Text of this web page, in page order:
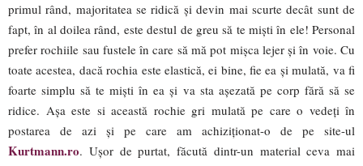
primul rând, majoritatea se ridică și devin mai scurte decât sunt de
fapt, în al doilea rând, este destul de greu să te miști în ele! Personal
prefer rochiile sau fustele în care să mă pot mișca lejer și în voie. Cu
toate acestea, dacă rochia este elastică, ei bine, fie ea și mulată, va fi
foarte simplu să te miști în ea și va sta așezată pe corp fără să se
ridice. Așa este si această rochie gri mulată pe care o vedeți în
postarea de azi și pe care am achiziționat-o de pe site-ul
Kurtmann.ro. Ușor de purtat, făcută dintr-un material ceva mai